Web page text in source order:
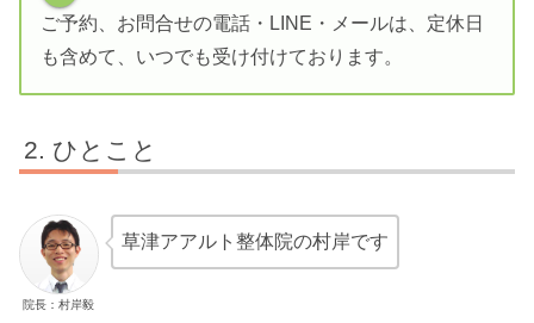
ご予約、お問合せの電話・LINE・メールは、定休日
も含めて、いつでも受け付けております。
ひとこと
院長：村岸毅
草津アアルト整体院の村岸です